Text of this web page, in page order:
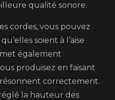
qualité sonore.
cordes, vous pouvez
soient à l’aise
également
produisez en faisant
correctement.
la hauteur des